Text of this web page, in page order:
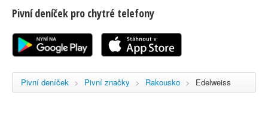
Registrace
Pivní deníček pro chytré telefony
Pivní deníček > Pivní značky > Rakousko > Edelweiss